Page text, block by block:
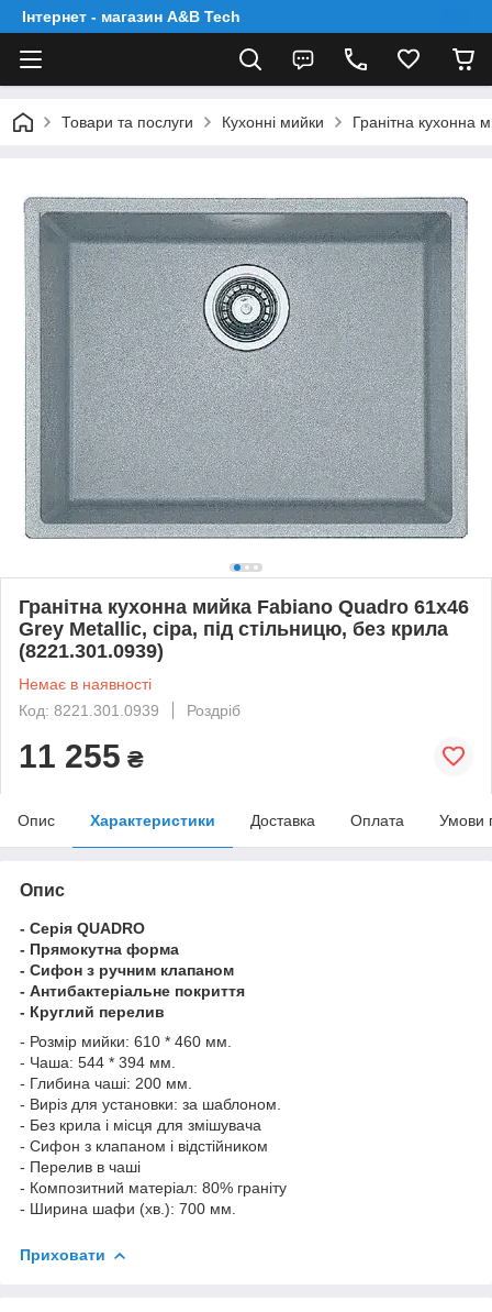
Інтернет - магазин A&B Tech
Товари та послуги Кухонні мийки Гранітна кухонна
Гранітна кухонна мийка Fabiano Quadro 61x46
Grey Metallic, сіра, під стільницю, без крила
(8221.301.0939)
Немає в наявності
Код: 8221.301.0939
Роздріб
11 255 ₴
Опис Характеристики Доставка Оплата Умови
Опис
- Серія QUADRO
- Прямокутна форма
- Сифон з ручним клапаном
- Антибактеріальне покриття
- Круглий перелив
- Розмір мийки: 610 * 460 мм.
- Чаша: 544 * 394 мм.
- Глибина чаші: 200 мм.
- Виріз для установки: за шаблоном.
- Без крила і місця для змішувача
- Сифон з клапаном і відстійником
- Перелив в чаші
- Композитний матеріал: 80% граніту
- Ширина шафи (хв.): 700 мм.
Приховати